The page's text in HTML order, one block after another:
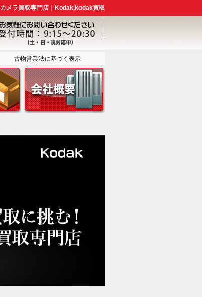
カメラ買取専門店｜Kodak,kodak買取
古物営業法に基づく表示